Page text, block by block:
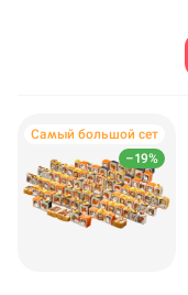
–19%
Самый большой сет